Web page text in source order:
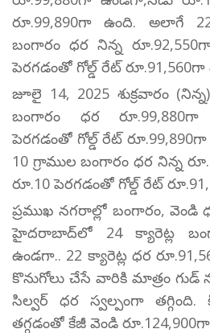
రూ.99,890గా ఉంది. అలాగే
బంగారం ధర నిన్న
పెరగడంతో గోల్డ్ రేట్ రూ.91,560గా
జూలై 14, 2025 శుక్రవారం
బంగారం ధర రూ.99,880గా
పెరగడంతో గోల్డ్ రేట్
10 గ్రాముల బంగారం ధర నిన్న
రూ.10 పెరగడంతో గోల్డ్ రేట్
ప్రముఖ నగరాల్లో బంగారం,
హైదరాబాద్‌లో 24 క్యారెట్ల
ఉండగా.. 22 క్యారెట్ల ధర
కొనుగోలు చేసే వారికి మాత్రం గుడ్
సిల్వర్ ధర స్వల్పంగా
తగ్గడంతో కేజీ వెండి